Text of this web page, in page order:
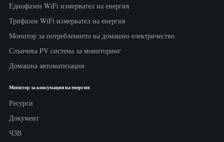
Еднофазен WiFi измервател на енергия
Трифазен WiFi измервател на енергия
Монитор за потреблението на домашно електричество
Слънчева PV система за мониторинг
Домашна автоматизация
Монитор за консумация на енергия
Ресурси
Документ
ЧЗВ